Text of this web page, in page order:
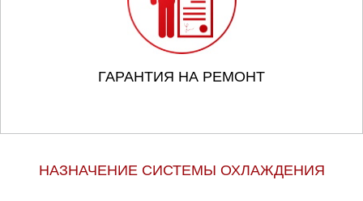
ГАРАНТИЯ НА РЕМОНТ
НАЗНАЧЕНИЕ СИСТЕМЫ ОХЛАЖДЕНИЯ